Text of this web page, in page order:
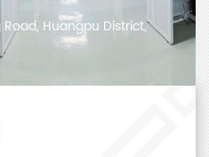
Road, Huangpu District,